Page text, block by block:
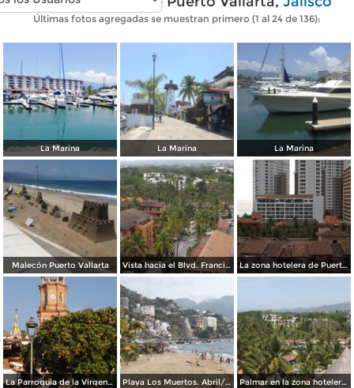
Últimas fotos agregadas se muestran primero (1 al 24 de 136):
La Marina La Marina La Marina
Malecón Puerto Vallarta Vista hacia el Blvd. Francisco Medina. Abril/2015 La zona hotelera de Puerto Vallarta. Abril/2015
La Parroquia de la Virgen de Guadalupe. Abril/2015 Playa Los Muertos. Abril/2015 Palmar en la zona hotelera. Abril/2015